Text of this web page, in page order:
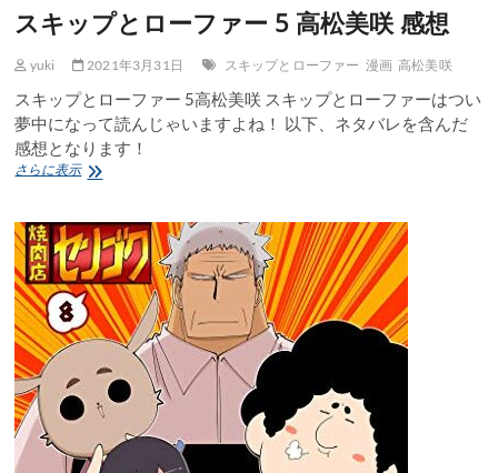
スキップとローファー 5 高松美咲 感想
yuki 2021年3月31日 スキップとローファー 漫画 高松美咲
スキップとローファー 5高松美咲 スキップとローファーはつい
夢中になって読んじゃいますよね！ 以下、ネタバレを含んだ
感想となります！
さらに表示ス
プ
と
ロ
ー
フ
ァ
ー
高
松
咲
感